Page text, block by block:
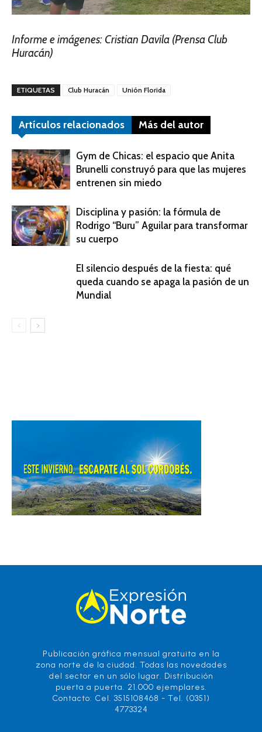
Informe e imágenes: Cristian Davila (Prensa Club
Huracán)
ETIQUETAS Club Huracán Unión Florida
Artículos relacionados Más del autor
Gym de Chicas: el espacio que Anita
Brunelli construyó para que las mujeres
entrenen sin miedo
Disciplina y pasión: la fórmula de
Rodrigo “Buru” Aguilar para transformar
su cuerpo
El silencio después de la fiesta: qué
queda cuando se apaga la pasión de un
Mundial
Publicación gráfica mensual gratuita en la
zona norte de la ciudad. Todas las novedades
del sector en un sólo lugar. Distribución
puerta a puerta. 21.000 ejemplares.
Contacto: Cel. 3515108468 - Tel. (0351)
4773324